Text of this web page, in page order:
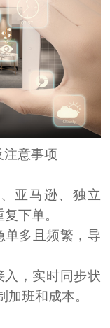
注意事项
亚马逊、独立
下单。
单多且频繁，导
入，实时同步状
班和成本。